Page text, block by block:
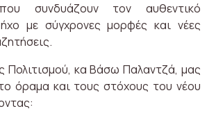
συνδυάζουν τον αυθεντικό
με σύγχρονες μορφές και νέες
Πολιτισμού, κα Βάσω Παλαντζά, μας
όραμα και τους στόχους του νέου